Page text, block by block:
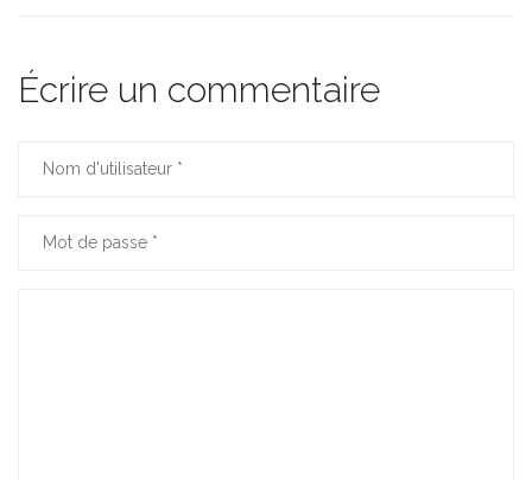
Écrire un commentaire